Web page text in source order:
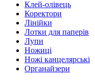
Клей-олівець
Коректори
Лінійки
Лотки для паперів
Лупи
Ножиці
Ножі канцелярські
Органайзери